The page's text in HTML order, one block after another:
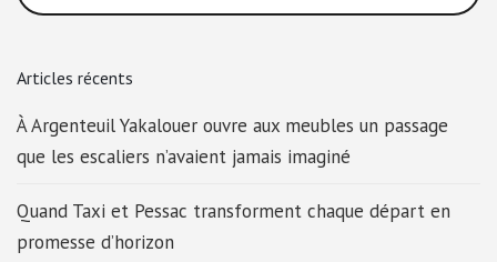
Articles récents
À Argenteuil Yakalouer ouvre aux meubles un passage
que les escaliers n’avaient jamais imaginé
Quand Taxi et Pessac transforment chaque départ en
promesse d’horizon